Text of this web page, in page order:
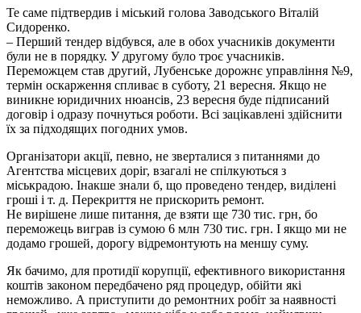
Те саме підтвердив і міський голова Заводського Віталій
Сидоренко.
– Перший тендер відбувся, але в обох учасників документи
були не в порядку. У другому було троє учасників.
Переможцем став другий, Лубенське дорожнє управління №9,
термін оскарження спливає в суботу, 21 вересня. Якщо не
виникне юридичних нюансів, 23 вересня буде підписаний
договір і одразу почнуться роботи. Всі зацікавлені здійснити
їх за підходящих погодних умов.
Організатори акції, певно, не зверталися з питаннями до
Агентства місцевих доріг, взагалі не спілкуються з
міськрадою. Інакше знали б, що проведено тендер, виділені
гроші і т. д. Перекриття не прискорить ремонт.
Не вирішене лише питання, де взяти ще 730 тис. грн, бо
переможець виграв із сумою 6 млн 730 тис. грн. І якщо ми не
додамо грошей, дорогу відремонтують на меншу суму.
Як бачимо, для протидії корупції, ефективного використання
коштів законом передбачено ряд процедур, обійти які
неможливо. А приступити до ремонтних робіт за наявності